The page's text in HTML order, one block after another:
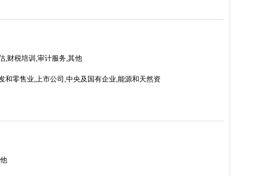
,财税培训,审计服务,其他
和零售业,上市公司,中央及国有企业,能源和天然资